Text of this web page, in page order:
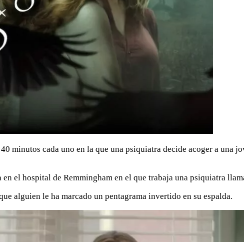
minutos cada uno en la que una psiquiatra decide acoger a una
el hospital de Remmingham en el que trabaja una psiquiatra
alguien le ha marcado un pentagrama invertido en su espalda.